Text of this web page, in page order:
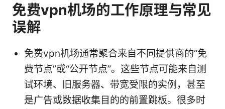
免费vpn机场的工作原理与常见
误解
免费vpn机场通常聚合来自不同提供商的“免
费节点”或“公开节点”。这些节点可能来自测
试环境、旧服务器、带宽受限的实例，甚至
是广告或数据收集目的的前置跳板。很多时